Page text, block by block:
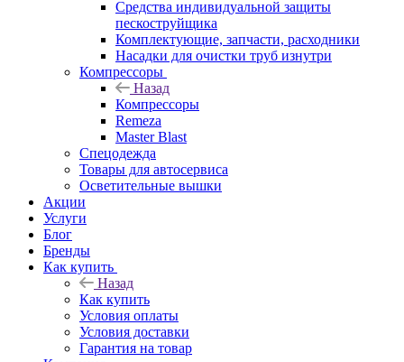
Средства индивидуальной защиты
пескоструйщика
Комплектующие, запчасти, расходники
Насадки для очистки труб изнутри
Компрессоры
Назад
Компрессоры
Remeza
Master Blast
Спецодежда
Товары для автосервиса
Осветительные вышки
Акции
Услуги
Блог
Бренды
Как купить
Назад
Как купить
Условия оплаты
Условия доставки
Гарантия на товар